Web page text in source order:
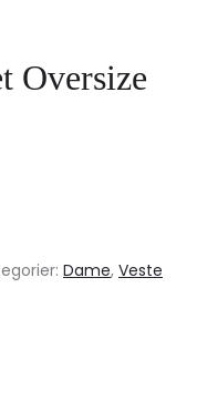
Oversize
Dame, Veste